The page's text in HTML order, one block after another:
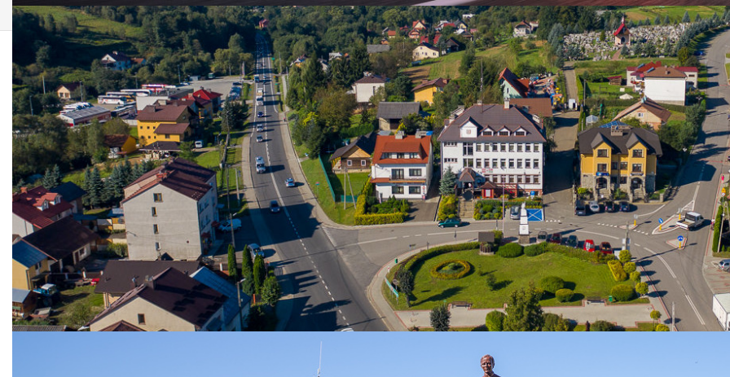
AKTUALNOŚCI Z GMINY NIEBYLEC
Noworoczne spotkanie opłatkowe w Gminie
Niebylec
mlenart Opublikowano: 19 styczeń 2018